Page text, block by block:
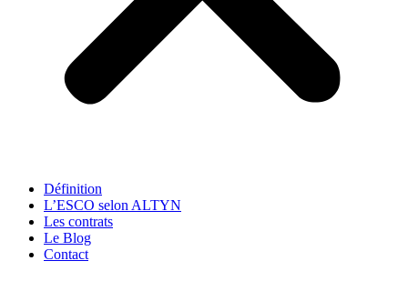
Définition
L’ESCO selon ALTYN
Les contrats
Le Blog
Contact